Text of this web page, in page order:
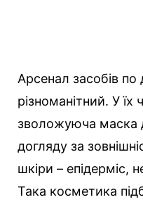
Арсенал засобів
різноманітний. У їх
зволожуюча маска
догляду за
шкіри – епідерміс,
Така косметика